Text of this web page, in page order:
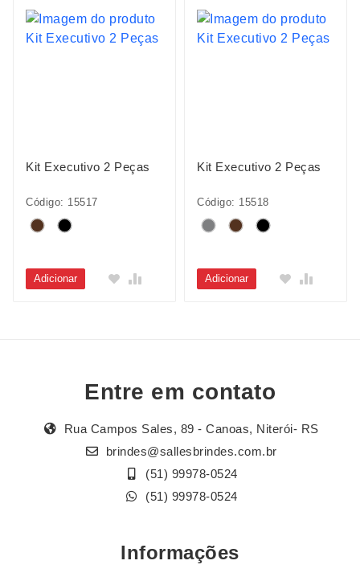
Kit Executivo 2 Peças
Código: 15517
Adicionar
Kit Executivo 2 Peças
Código: 15518
Adicionar
Entre em contato
Rua Campos Sales, 89 - Canoas, Niterói- RS
brindes@sallesbrindes.com.br
(51) 99978-0524
(51) 99978-0524
Informações